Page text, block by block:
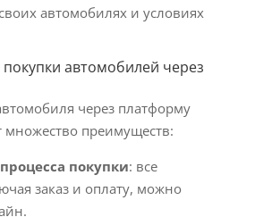
автомобилях и условиях
автомобилей через
через платформу
множество преимуществ:
покупки: все
заказ и оплату, можно